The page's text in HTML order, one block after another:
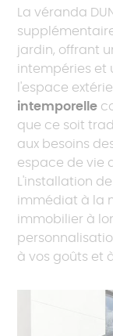
La véranda
jardin, offrant
intempéries et
l'espace
intemporelle
que ce soit
aux besoins
espace de vie
L'installation
immédiat à la
immobilier à
à vos goûts et